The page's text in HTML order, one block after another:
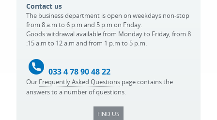
Contact us
The business department is open on weekdays non-stop
from 8 a.m to 6 p.m and 5 p.m on Friday.
Goods witdrawal available from Monday to Friday, from 8
:15 a.m to 12 a.m and from 1 p.m to 5 p.m.
033 4 78 90 48 22
Our Frequently Asked Questions page contains the
answers to a number of questions.
FIND US